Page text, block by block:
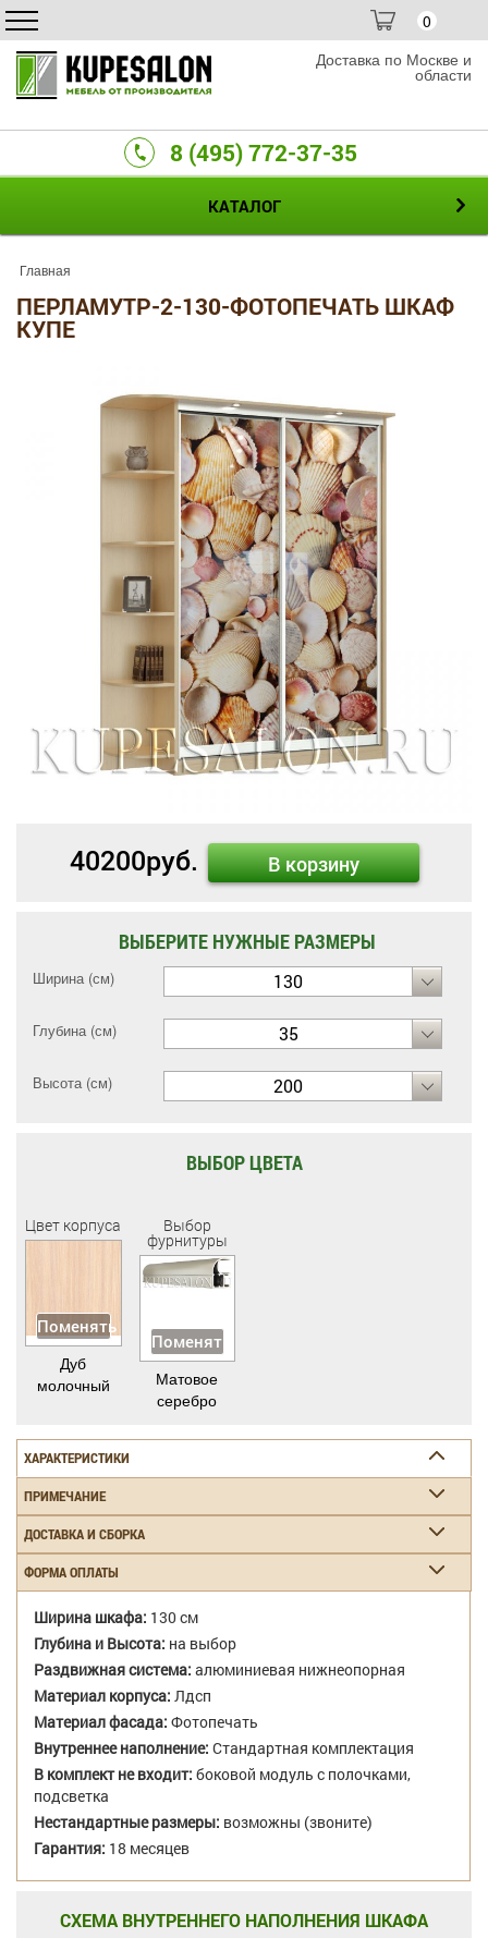
0
Доставка по Москве и
области
8 (495) 772-37-35
КАТАЛОГ
Главная
ПЕРЛАМУТР-2-130-ФОТОПЕЧАТЬ ШКАФ
КУПЕ
40200руб. В корзину
ВЫБЕРИТЕ НУЖНЫЕ РАЗМЕРЫ
Ширина (см) 130
Глубина (см) 35
Высота (см) 200
ВЫБОР ЦВЕТА
Цвет корпуса
Поменять
Дуб
молочный
Выбор
фурнитуры
Поменять
Матовое
серебро
ХАРАКТЕРИСТИКИ
ПРИМЕЧАНИЕ
ДОСТАВКА И СБОРКА
ФОРМА ОПЛАТЫ
Ширина шкафа: 130 см
Глубина и Высота: на выбор
Раздвижная система: алюминиевая нижнеопорная
Материал корпуса: Лдсп
Материал фасада: Фотопечать
Внутреннее наполнение: Стандартная комплектация
В комплект не входит: боковой модуль с полочками,
подсветка
Нестандартные размеры: возможны (звоните)
Гарантия: 18 месяцев
СХЕМА ВНУТРЕННЕГО НАПОЛНЕНИЯ ШКАФА